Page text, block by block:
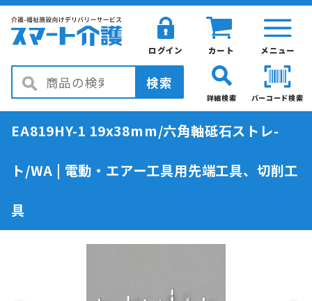
メニュー
カート
ログイン
検索
バーコード検索
詳細検索
EA819HY-1 19x38mm/六角軸砥石ストレ-
ト/WA | 電動・エアー工具用先端工具、切削工
具